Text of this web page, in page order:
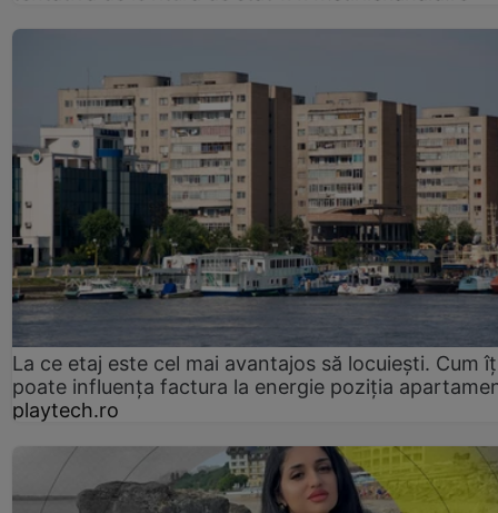
La ce etaj este cel mai avantajos să locuiești. Cum
poate influența factura la energie poziția
playtech.ro